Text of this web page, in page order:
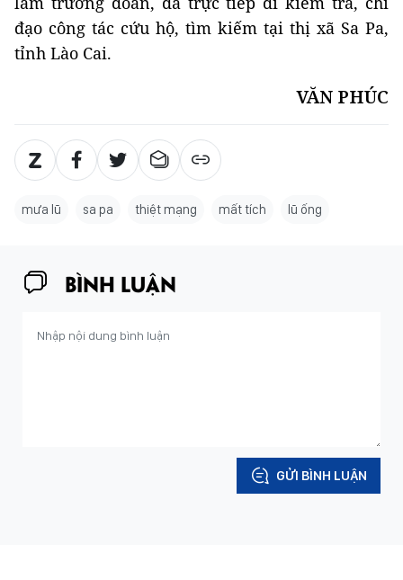
đạo công tác cứu hộ, tìm kiếm tại thị xã Sa Pa,
tỉnh Lào Cai.
VĂN PHÚC
mưa lũ sa pa thiệt mạng mất tích lũ ống
BÌNH LUẬN
GỬI BÌNH LUẬN